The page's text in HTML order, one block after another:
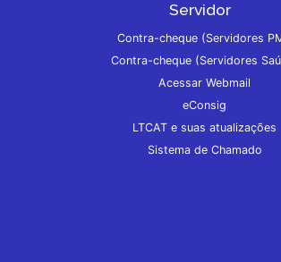
Servidor
Contra-cheque (Servidores
Contra-cheque (Servidores
Acessar Webmail
eConsig
LTCAT e suas atualizações
Sistema de Chamado